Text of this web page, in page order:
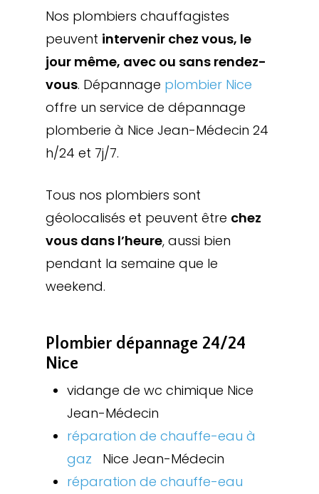
Nos plombiers chauffagistes
peuvent intervenir chez vous, le
jour même, avec ou sans rendez-
vous. Dépannage plombier Nice
offre un service de dépannage
plomberie à Nice Jean-Médecin 24
h/24 et 7j/7.
Tous nos plombiers sont
géolocalisés et peuvent être chez
vous dans l’heure, aussi bien
pendant la semaine que le
weekend.
Plombier dépannage 24/24
Nice
vidange de wc chimique Nice
Jean-Médecin
réparation de chauffe-eau à
gaz
Nice Jean-Médecin
réparation de chauffe-eau